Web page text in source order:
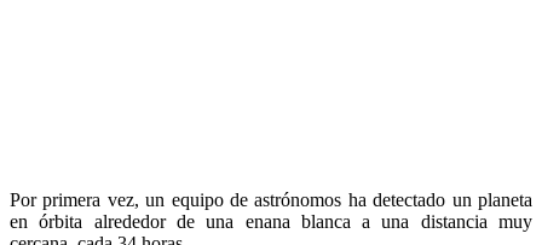
Por primera vez, un equipo de astrónomos ha detectado un planeta
en órbita alrededor de una enana blanca a una distancia muy